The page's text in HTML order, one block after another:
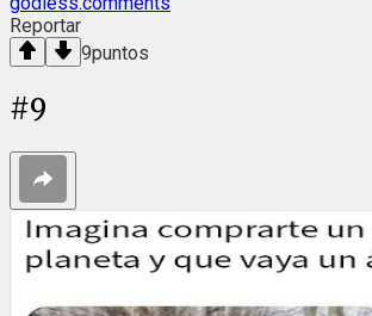
Reportar
9puntos
#9